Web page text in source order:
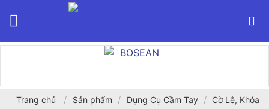
Trang chủ / Sản phẩm / Dụng Cụ Cầm Tay / Cờ Lê, Khóa